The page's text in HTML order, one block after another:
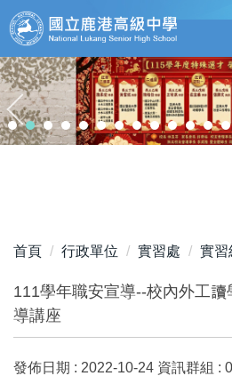
跳
到
主
要
內
容
區
首頁 行政單位 實習處 實習
111學年職安宣導--校內外工
導講座
發佈日期 : 2022-10-24 資訊群組 :